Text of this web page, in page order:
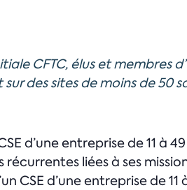
CFTC, élus et membres
des sites de moins de 50
d’une entreprise de 11 à
liées à ses
CSE d’une entreprise de 11